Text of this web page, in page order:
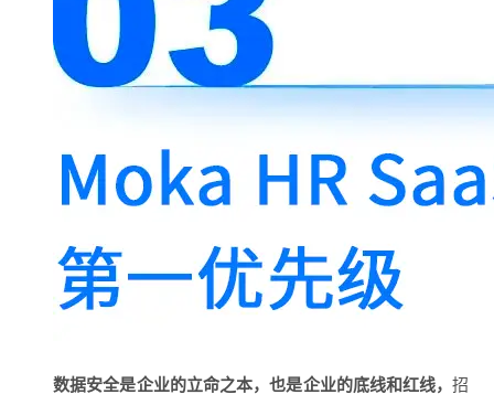
数据安全是企业的立命之本，也是企业的底线和红线，招